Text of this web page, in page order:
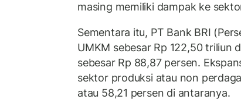
masing memiliki dampak ke
Sementara itu, PT Bank BRI
UMKM sebesar Rp 122,50 triliun
sebesar Rp 88,87 persen.
sektor produksi atau non
atau 58,21 persen di antaranya.